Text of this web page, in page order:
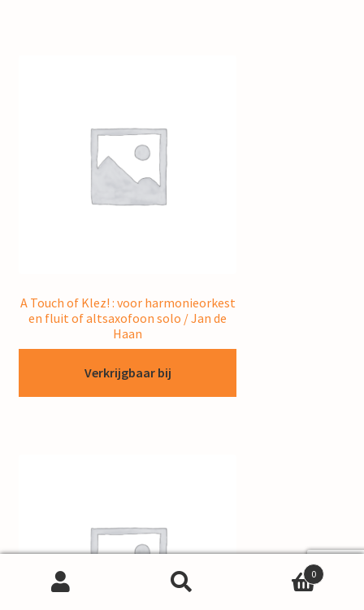
A Touch of Klez! : voor harmonieorkest
en fluit of altsaxofoon solo / Jan de
Haan
Verkrijgbaar bij
0